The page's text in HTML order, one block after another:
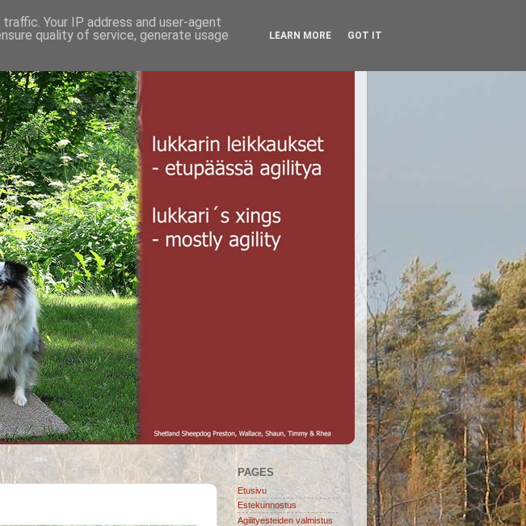
PAGES
Etusivu
Estekunnostus
Agilityesteiden valmistus
Your IP address and user-agent
quality of service, generate usage
LEARN MORE GOT IT